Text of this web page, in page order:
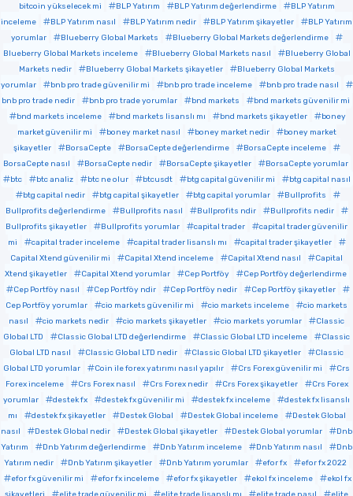
bitcoin yükselecek mi
BLP Yatırım BLP Yatırım değerlendirme
BLP Yatırım
inceleme
BLP Yatırım nasıl BLP Yatırım nedir BLP Yatırım şikayetler
BLP Yatırım
yorumlar
Blueberry Global Markets
Blueberry Global Markets değerlendirme
Blueberry Global Markets inceleme
Blueberry Global Markets nasıl
Blueberry Global
Markets nedir
Blueberry Global Markets şikayetler
Blueberry Global Markets
yorumlar
bnb pro trade güvenilir mi bnb pro trade inceleme
bnb pro trade nasıl
bnb pro trade nedir
bnb pro trade yorumlar bnd markets
bnd markets güvenilir mi
bnd markets inceleme
bnd markets lisanslı mı bnd markets şikayetler
boney
market güvenilir mi
boney market nasıl boney market nedir
boney market
şikayetler
BorsaCepte BorsaCepte değerlendirme
BorsaCepte inceleme
BorsaCepte nasıl
BorsaCepte nedir BorsaCepte şikayetler
BorsaCepte yorumlar
btc
btc analiz btc ne olur btcusdt btg capital güvenilir mi
btg capital nasıl
btg capital nedir
btg capital şikayetler btg capital yorumlar
Bullprofits
Bullprofits değerlendirme
Bullprofits nasıl Bullprofits ndir
Bullprofits nedir
Bullprofits şikayetler
Bullprofits yorumlar capital trader
capital trader güvenilir
mi
capital trader inceleme capital trader lisanslı mı
capital trader şikayetler
Capital Xtend güvenilir mi
Capital Xtend inceleme Capital Xtend nasıl
Capital
Xtend şikayetler
Capital Xtend yorumlar Cep Portföy
Cep Portföy değerlendirme
Cep Portföy nasıl
Cep Portföy ndir Cep Portföy nedir
Cep Portföy şikayetler
Cep Portföy yorumlar
cio markets güvenilir mi cio markets inceleme
cio markets
nasıl
cio markets nedir cio markets şikayetler cio markets yorumlar
Classic
Global LTD
Classic Global LTD değerlendirme Classic Global LTD inceleme
Classic
Global LTD nasıl
Classic Global LTD nedir Classic Global LTD şikayetler
Classic
Global LTD yorumlar
Coin ile forex yatırımı nasıl yapılır Crs Forex güvenilir mi
Crs
Forex inceleme
Crs Forex nasıl Crs Forex nedir Crs Forex şikayetler
Crs Forex
yorumlar
destek fx destek fx güvenilir mi destek fx inceleme
destek fx lisanslı
mı
destek fx şikayetler Destek Global Destek Global inceleme
Destek Global
nasıl
Destek Global nedir Destek Global şikayetler Destek Global yorumlar
Dnb
Yatırım
Dnb Yatırım değerlendirme Dnb Yatırım inceleme Dnb Yatırım nasıl
Dnb
Yatırım nedir
Dnb Yatırım şikayetler Dnb Yatırım yorumlar efor fx
efor fx 2022
efor fx güvenilir mi
efor fx inceleme efor fx şikayetler ekol fx inceleme
ekol fx